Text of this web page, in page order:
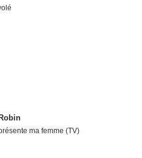
ma femme (TV)